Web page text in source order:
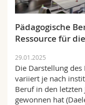
Pädagogische
Ressource für
29.01.2025
Die Darstellung
variiert je nach
Beruf in den letzten
gewonnen hat